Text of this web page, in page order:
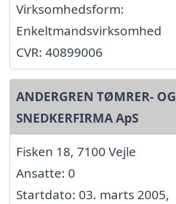
Virksomhedsform:
Enkeltmandsvirksomhed
CVR: 40899006
ANDERGREN TØMRER- OG
SNEDKERFIRMA ApS
Fisken 18, 7100 Vejle
Ansatte: 0
Startdato: 03. marts 2005,